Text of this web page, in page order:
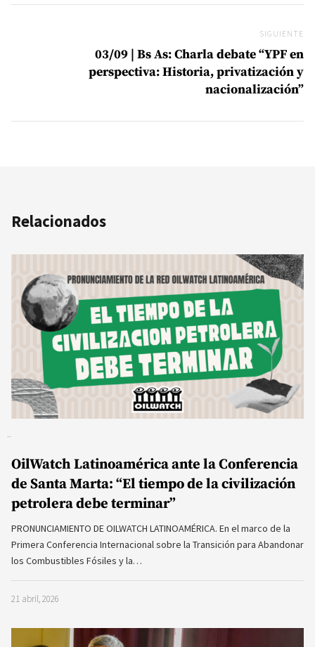
SIGUIENTE
03/09 | Bs As: Charla debate “YPF en
perspectiva: Historia, privatización y
nacionalización”
Relacionados
OilWatch Latinoamérica ante la Conferencia
de Santa Marta: “El tiempo de la civilización
petrolera debe terminar”
PRONUNCIAMIENTO DE OILWATCH LATINOAMÉRICA. En el marco de la
Primera Conferencia Internacional sobre la Transición para Abandonar
los Combustibles Fósiles y la…
21 abril, 2026